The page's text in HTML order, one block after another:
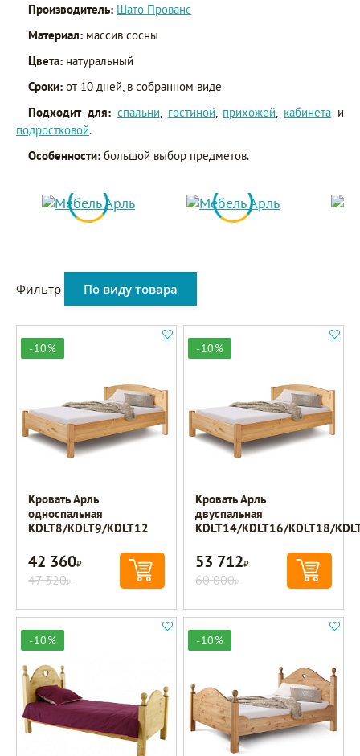
Производитель: Шато Прованс
Материал: массив сосны
Цвета: натуральный
Сроки: от 10 дней, в собранном виде
Подходит для: спальни, гостиной, прихожей, кабинета и
подростковой.
Особенности: большой выбор предметов.
Фильтр По виду товара
-10%
Кровать Арль
односпальная
KDLT8/KDLT9/KDLT12
42 360Р
47 320Р
-10%
Кровать Арль
двуспальная
KDLT14/KDLT16/KDLT18/
53 712Р
60 000Р
-10% -10%